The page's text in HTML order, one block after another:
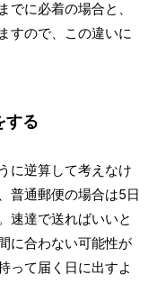
に必着の場合と、
すので、この違いに
する
に逆算して考えなけ
普通郵便の場合は5日
速達で送ればいいと
に合わない可能性が
って届く日に出すよ